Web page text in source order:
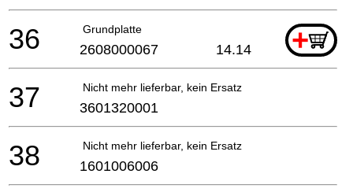
Grundplatte +
36 2608000067 14.14
Nicht mehr lieferbar, kein Ersatz
37 3601320001
Nicht mehr lieferbar, kein Ersatz
38 1601006006